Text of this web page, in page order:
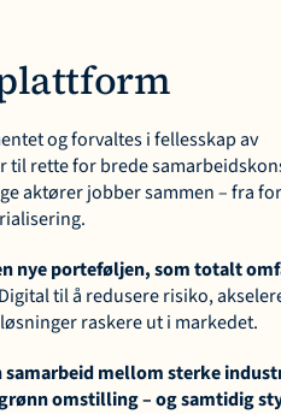
og forvaltes i fellesskap av
til rette for brede
aktører jobber sammen – fra
nye porteføljen, som totalt
til å redusere risiko,
raskere ut i markedet.
samarbeid mellom sterke
omstilling – og samtidig